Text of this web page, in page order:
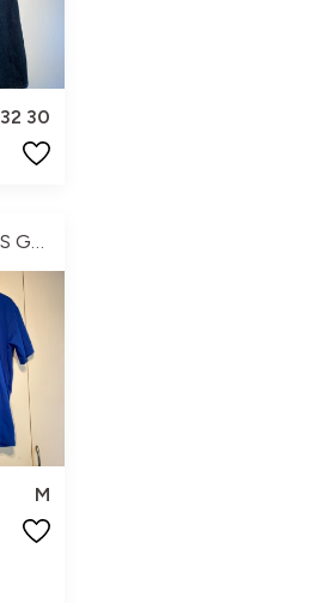
32 30
M